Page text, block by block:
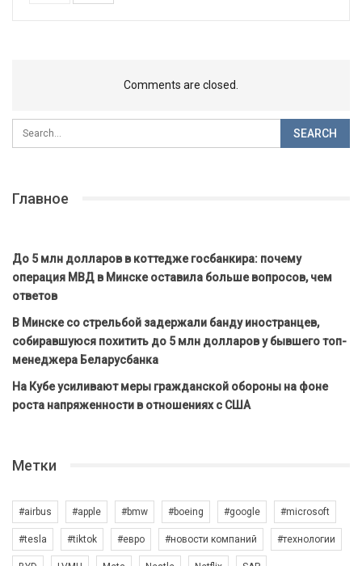
Comments are closed.
Главное
До 5 млн долларов в коттедже госбанкира: почему
операция МВД в Минске оставила больше вопросов, чем
ответов
В Минске со стрельбой задержали банду иностранцев,
собиравшуюся похитить до 5 млн долларов у бывшего топ-
менеджера Беларусбанка
На Кубе усиливают меры гражданской обороны на фоне
роста напряженности в отношениях с США
Метки
#airbus #apple #bmw #boeing #google #microsoft
#tesla #tiktok #евро #новости компаний #технологии